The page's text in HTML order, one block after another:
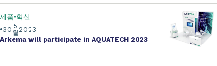
5
월
30 2023
제품 혁신
Arkema will participate in AQUATECH 2023